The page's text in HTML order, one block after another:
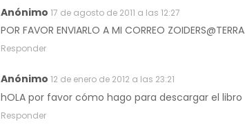
Anónimo 17 de agosto de 2011 a las 12:27
POR FAVOR ENVIARLO A MI CORREO
Responder
Anónimo 12 de enero de 2012 a las 23:21
hOLA por favor cómo hago para descargar el libro
Responder